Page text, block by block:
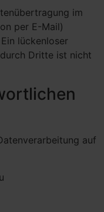
im
per E-Mail)
lückenloser
Dritte ist nicht
auf